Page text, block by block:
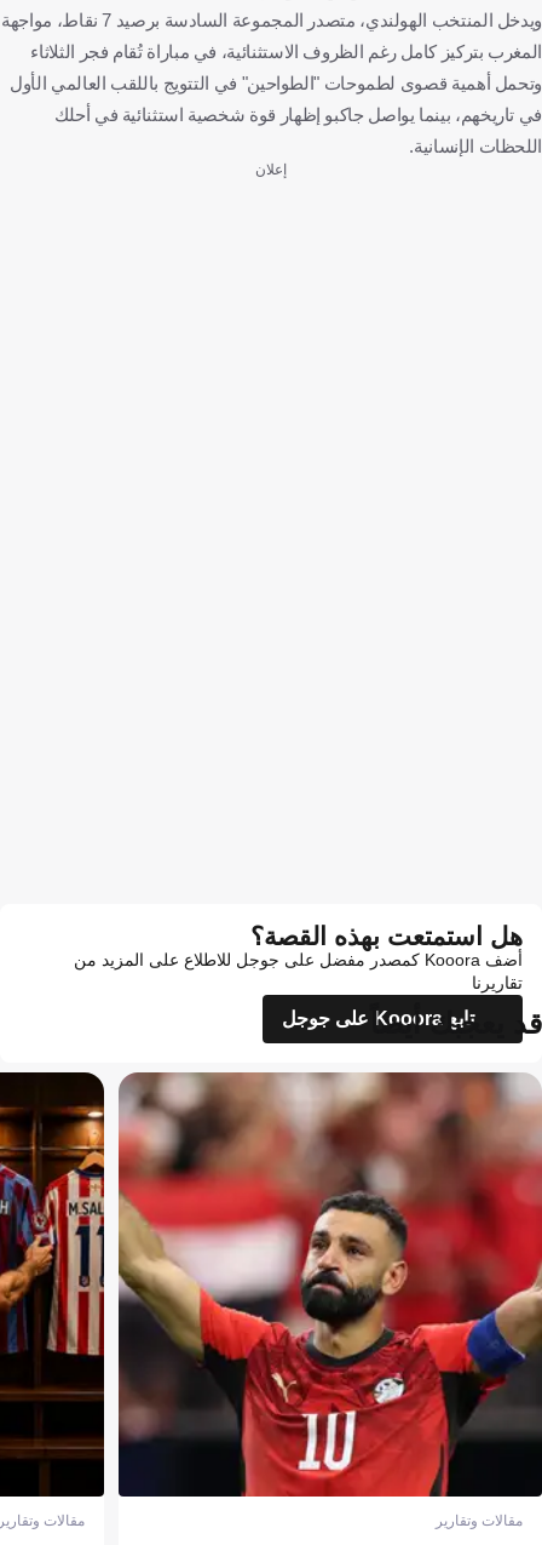
ويدخل المنتخب الهولندي، متصدر المجموعة السادسة برصيد 7 نقاط، مواجهة
المغرب بتركيز كامل رغم الظروف الاستثنائية، في مباراة تُقام فجر الثلاثاء
وتحمل أهمية قصوى لطموحات "الطواحين" في التتويج باللقب العالمي الأول
في تاريخهم، بينما يواصل جاكبو إظهار قوة شخصية استثنائية في أحلك
اللحظات الإنسانية.
إعلان
هل استمتعت بهذه القصة؟
أضف Kooora كمصدر مفضل على جوجل للاطلاع على المزيد من
تقاريرنا
تابع Kooora على جوجل
قد يعجبك أيضاً
مقالات وتقارير مقالات